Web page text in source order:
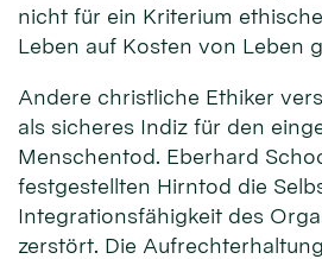
nicht für ein Kriterium
Leben auf Kosten von Leben
Andere christliche Ethiker
als sicheres Indiz für den
Menschentod. Eberhard
festgestellten Hirntod die
Integrationsfähigkeit des
zerstört. Die